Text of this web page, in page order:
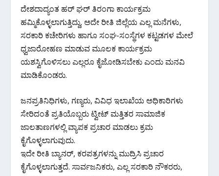
ದೇಶದಾದ್ಯಂತ ಹರ್ ಘರ್ ತಿರಂಗಾ ಕಾರ್ಯಕ್ರಮ
ಹಮ್ಮಿಕೊಳ್ಳಲಾಗುತ್ತಿದ್ದು, ಅದೇ ರೀತಿ ಜಿಲ್ಲೆಯ ಎಲ್ಲ ಮನೆಗಳು,
ಸರಕಾರಿ ಕಚೇರಿಗಳು ಹಾಗೂ ಸಂಘ-ಸಂಸ್ಥೆಗಳ ಕಟ್ಟಡಗಳ ಮೇಲೆ
ಧ್ವಜಾರೋಹಣ ಮಾಡುವ ಮೂಲಕ ಕಾರ್ಯಕ್ರಮ
ಯಶಸ್ವಿಗೊಳಿಸಲು ಎಲ್ಲರೂ ಕೈಜೋಡಿಸಬೇಕು ಎಂದು ಮನವಿ
ಮಾಡಿಕೊಂಡರು.
ಜನಪ್ರತಿನಿಧಿಗಳು, ಗಣ್ಯರು, ವಿವಿಧ ಇಲಾಖೆಯ ಅಧಿಕಾರಿಗಳು
ಸೇರಿದಂತೆ ಪ್ರತಿಯೊಬ್ಬರು ಟ್ವೀಟ್ ಮತ್ತಿತರ ಸಾಮಾಜಿಕ
ಜಾಲತಾಣಗಳಲ್ಲಿ ವ್ಯಾಪಕ ಪ್ರಚಾರ ಮಾಡಲು ಕ್ರಮ
ಕೈಗೊಳ್ಳಲಾಗುವುದು.
ಇದೇ ರೀತಿ ಬ್ಯಾನರ್, ಕರಪತ್ರಗಳನ್ನು ಮುದ್ರಿಸಿ ಪ್ರಚಾರ
ಕೈಗೊಳ್ಳಲಾಗುತ್ತದೆ. ಸಾರ್ವಜನಿಕರು, ಎಲ್ಲ ಸರಕಾರಿ ನೌಕರರು,